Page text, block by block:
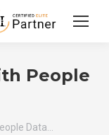
People
Data…